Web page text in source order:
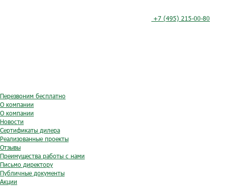
+7 (495) 215-00-80
Перезвоним бесплатно
О компании
О компании
Новости
Сертификаты дилера
Реализованные проекты
Отзывы
Преимущества работы с нами
Письмо директору
Публичные документы
Акции